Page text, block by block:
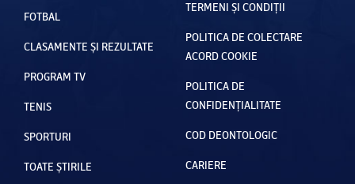
FOTBAL
CLASAMENTE ȘI REZULTATE
PROGRAM TV
TENIS
SPORTURI
TOATE ȘTIRILE
TERMENI ȘI CONDIȚII
POLITICA DE COLECTARE
ACORD COOKIE
POLITICA DE
CONFIDENȚIALITATE
COD DEONTOLOGIC
CARIERE